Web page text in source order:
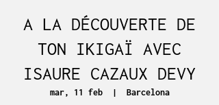
A LA DÉCOUVERTE DE
TON IKIGAÏ AVEC
ISAURE CAZAUX DEVY
mar, 11 feb
  |
Barcelona